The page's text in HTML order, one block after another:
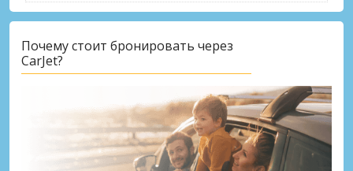
Почему стоит бронировать через
CarJet?
Лучшие сбережения
Получите доступ к эксклюзивным